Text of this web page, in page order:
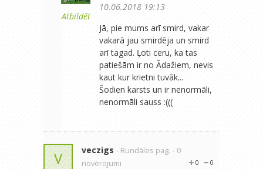
Atbildēt
10.06.2018 19:13
Jā, pie mums arī smird, vakar
vakarā jau smirdēja un smird
arī tagad. Ļoti ceru, ka tas
patiešām ir no Ādažiem, nevis
kaut kur krietni tuvāk...
Šodien karsts un ir nenormāli,
nenormāli sauss :(((
V veczigs - Rundāles pag. - 0
novērojumi
0
0